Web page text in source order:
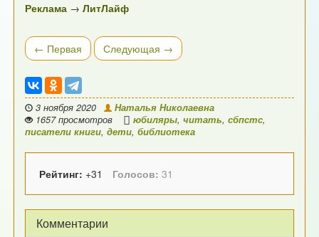
Реклама →ЛитЛайф
← Первая Следующая →
3 ноября 2020
Наталья Николаевна
1657 просмотров
юбиляры,читать,сбпстс,
писатели книги,дети,библиотека
Рейтинг: +31 Голосов: 31
Комментарии